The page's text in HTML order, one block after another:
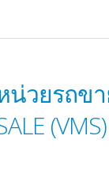
วยรถข
(VMS)